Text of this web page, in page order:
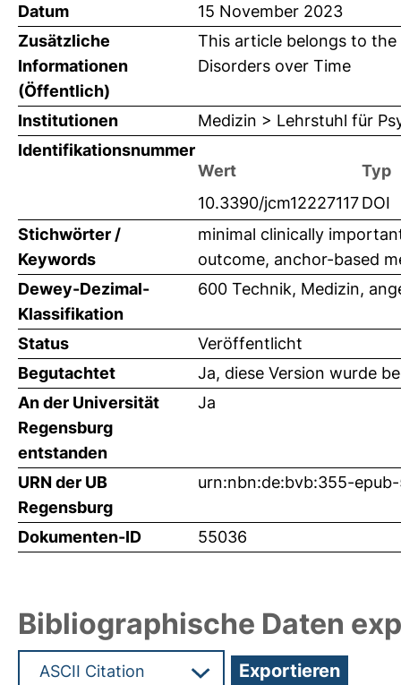
Datum
15 November 2023
Zusätzliche
Informationen
(Öffentlich)
This article belongs to the
Disorders over Time
Institutionen
Medizin > Lehrstuhl für
Identifikationsnummer
Wert
Typ
10.3390/jcm12227117DOI
Stichwörter /
Keywords
minimal clinically
outcome, anchor-based
Dewey-Dezimal-
Klassifikation
600 Technik, Medizin,
Status
Veröffentlicht
Begutachtet
Ja, diese Version wurde
An der Universität
Regensburg
entstanden
Ja
URN der UB
Regensburg
urn:nbn:de:bvb:355-
Dokumenten-ID 55036
Bibliographische Daten